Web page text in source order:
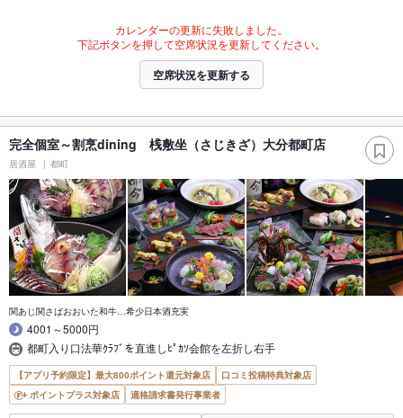
カレンダーの更新に失敗しました。
下記ボタンを押して空席状況を更新してください。
空席状況を更新する
完全個室～割烹dining 桟敷坐（さじきざ）大分都町店
居酒屋 都町
関あじ関さばおおいた和牛…希少日本酒充実
4001～5000円
都町入り口法華ｸﾗﾌﾞを直進しﾋﾟｶｿ会館を左折し右手
【アプリ予約限定】最大800ポイント還元対象店
口コミ投稿特典対象店
ポイントプラス対象店
適格請求書発行事業者